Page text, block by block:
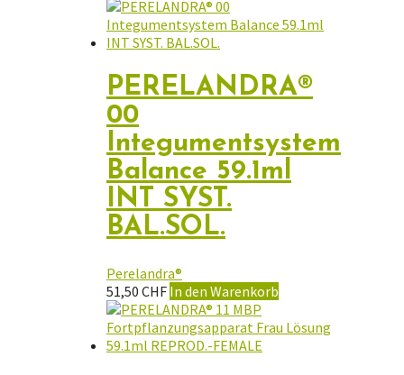
PERELANDRA®
00
Integumentsystem
Balance 59.1ml
INT SYST.
BAL.SOL.
Perelandra®
51,50 CHF In den Warenkorb